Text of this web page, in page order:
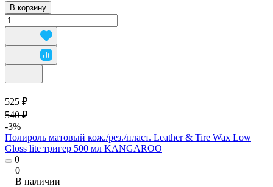
В корзину
525 ₽
540 ₽
-3%
Полироль матовый кож./рез./пласт. Leather & Tire Wax Low
Gloss lite тригер 500 мл KANGAROO
0
0
В наличии